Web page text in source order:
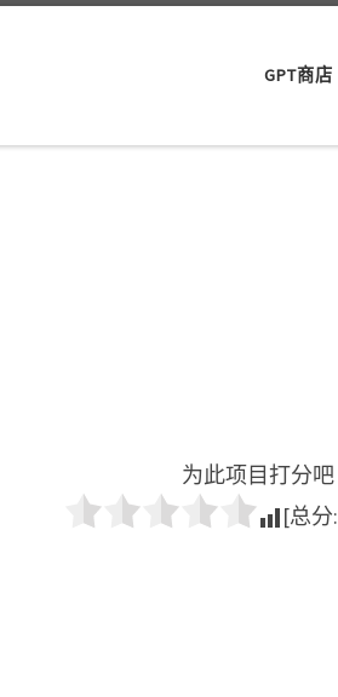
GPT商店
为此项目打分吧
[总分: